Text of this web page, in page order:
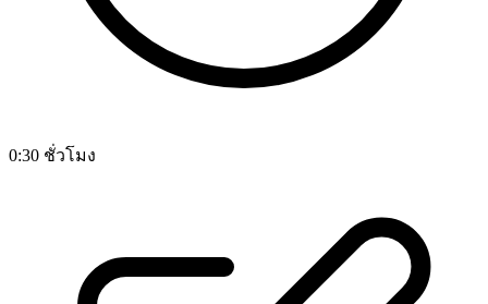
0:30 ชั่วโมง